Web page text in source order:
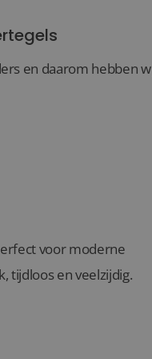
en daarom hebben
voor moderne
tijdloos en veelzijdig.